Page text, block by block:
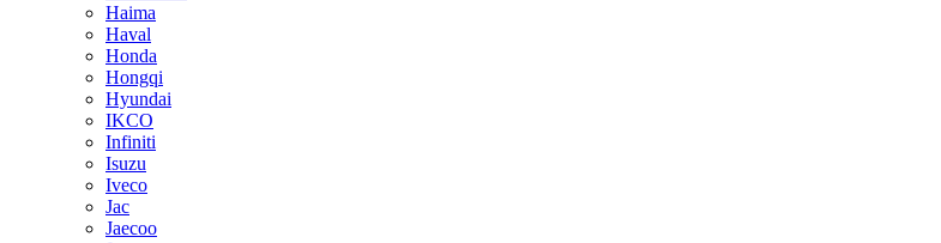
Haima
Haval
Honda
Hongqi
Hyundai
IKCO
Infiniti
Isuzu
Iveco
Jac
Jaecoo